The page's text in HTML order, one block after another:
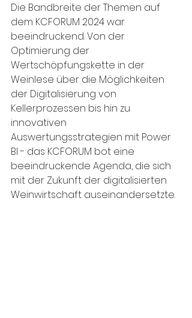
Die Bandbreite der Themen auf
dem KCFORUM 2024 war
beeindruckend. Von der
Optimierung der
Wertschöpfungskette in der
Weinlese über die Möglichkeiten
der Digitalisierung von
Kellerprozessen bis hin zu
innovativen
Auswertungsstrategien mit Power
BI - das KCFORUM bot eine
beeindruckende Agenda, die sich
mit der Zukunft der digitalisierten
Weinwirtschaft auseinandersetzte.